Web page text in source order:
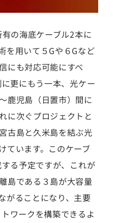
の海底ケーブル2本に
を用いて５Gや６Gなど
にも対応可能にすべ
更にもう一本、光ケー
鹿児島（日置市）間に
に次ぐプロジェクトと
古島と久米島を結ぶ光
ています。このケーブ
る予定ですが、これが
島である３島が大容量
がることになり、主要
ワークを構築できるよ